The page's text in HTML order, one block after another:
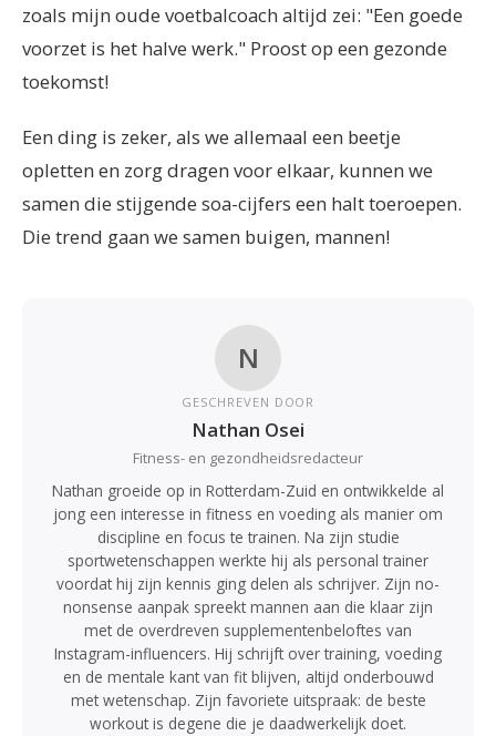
zoals mijn oude voetbalcoach altijd zei: "Een goede
voorzet is het halve werk." Proost op een gezonde
toekomst!
Een ding is zeker, als we allemaal een beetje
opletten en zorg dragen voor elkaar, kunnen we
samen die stijgende soa-cijfers een halt toeroepen.
Die trend gaan we samen buigen, mannen!
N
GESCHREVEN DOOR
Nathan Osei
Fitness- en gezondheidsredacteur
Nathan groeide op in Rotterdam-Zuid en ontwikkelde al
jong een interesse in fitness en voeding als manier om
discipline en focus te trainen. Na zijn studie
sportwetenschappen werkte hij als personal trainer
voordat hij zijn kennis ging delen als schrijver. Zijn no-
nonsense aanpak spreekt mannen aan die klaar zijn
met de overdreven supplementenbeloftes van
Instagram-influencers. Hij schrijft over training, voeding
en de mentale kant van fit blijven, altijd onderbouwd
met wetenschap. Zijn favoriete uitspraak: de beste
workout is degene die je daadwerkelijk doet.